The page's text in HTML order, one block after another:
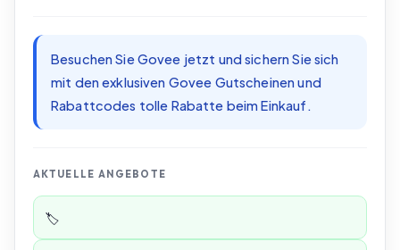
Besuchen Sie Govee jetzt und sichern Sie sich
mit den exklusiven Govee Gutscheinen und
Rabattcodes tolle Rabatte beim Einkauf.
AKTUELLE ANGEBOTE
🏷️